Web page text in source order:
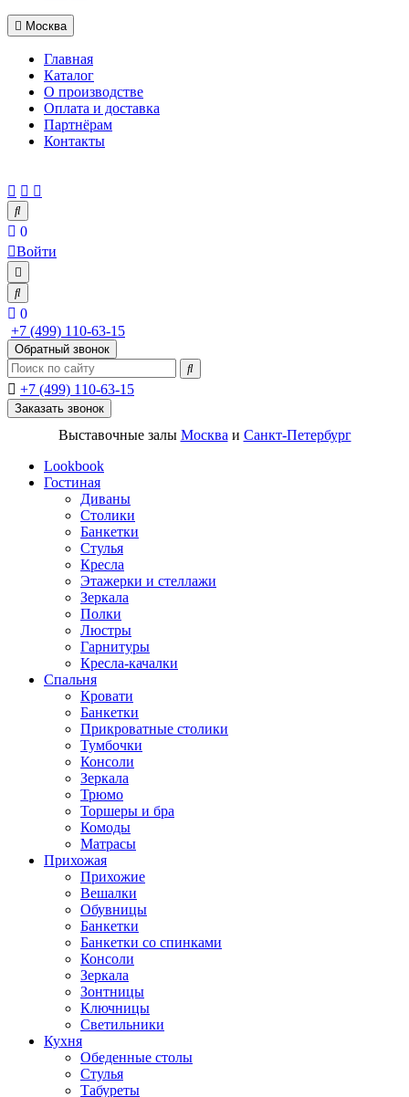
Москва
Главная
Каталог
О производстве
Оплата и доставка
Партнёрам
Контакты
0
Войти
0
+7 (499) 110-63-15
Обратный звонок
+7 (499) 110-63-15
Заказать звонок
Выставочные залы Москва и Санкт-Петербург
Lookbook
Гостиная
Диваны
Столики
Банкетки
Стулья
Кресла
Этажерки и стеллажи
Зеркала
Полки
Люстры
Гарнитуры
Кресла-качалки
Спальня
Кровати
Банкетки
Прикроватные столики
Тумбочки
Консоли
Зеркала
Трюмо
Торшеры и бра
Комоды
Матрасы
Прихожая
Прихожие
Вешалки
Обувницы
Банкетки
Банкетки со спинками
Консоли
Зеркала
Зонтницы
Ключницы
Светильники
Кухня
Обеденные столы
Стулья
Табуреты